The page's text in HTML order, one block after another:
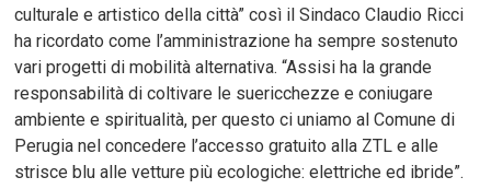
culturale e artistico della città” così il Sindaco Claudio Ricci
ha ricordato come l’amministrazione ha sempre sostenuto
vari progetti di mobilità alternativa. “Assisi ha la grande
responsabilità di coltivare le suericchezze e coniugare
ambiente e spiritualità, per questo ci uniamo al Comune di
Perugia nel concedere l’accesso gratuito alla ZTL e alle
strisce blu alle vetture più ecologiche: elettriche ed ibride”.